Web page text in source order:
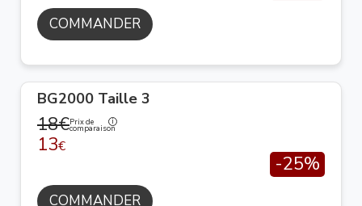
COMMANDER
BG2000 Taille 3
18€Prix de
comparaison
13€
-25%
COMMANDER